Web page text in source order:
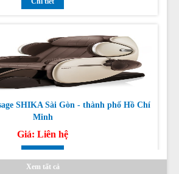
SHIKA Sài Gòn - thành phố Hồ Chí
Giá:Liên hệ
Chi tiết
Xem tất cả